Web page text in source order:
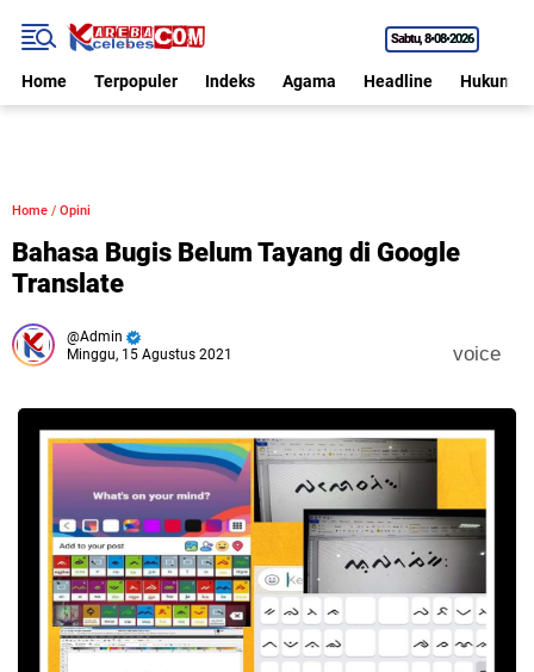
Sabtu 8•08•2026
Home Terpopuler Indeks Agama Headline Hukum
Home / Opini
Bahasa Bugis Belum Tayang di Google
Translate
Admin
Minggu, 15 Agustus 2021
voice